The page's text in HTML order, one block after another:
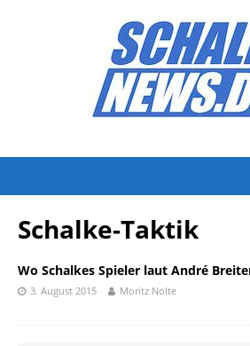
Schalke-Taktik
Wo Schalkes Spieler laut André
3. August 2015 Moritz Nolte